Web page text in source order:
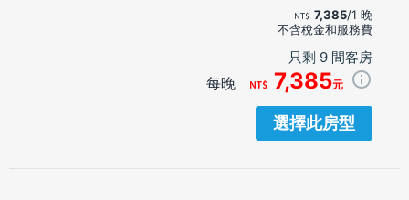
7,385/1 晚
不含稅金和服務費
只剩 9 間客房
每晚 7,385元
選擇此房型